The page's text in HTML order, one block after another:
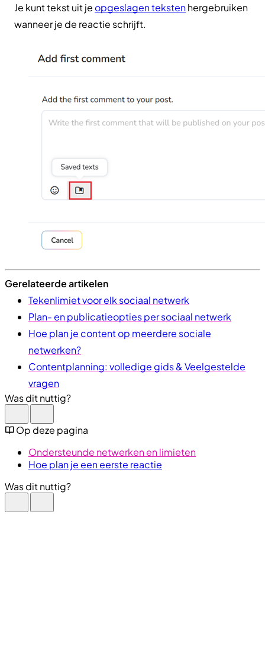
Je kunt tekst uit je opgeslagen tekstenhergebruiken
wanneer je de reactie schrijft.
Gerelateerde artikelen
Tekenlimiet voor elk sociaal netwerk
Plan- en publicatieopties per sociaal netwerk
Hoe plan je content op meerdere sociale
netwerken?
Contentplanning: volledige gids & Veelgestelde
vragen
Was dit nuttig?
Op deze pagina
Ondersteunde netwerken en limieten
Hoe plan je een eerste reactie
Was dit nuttig?